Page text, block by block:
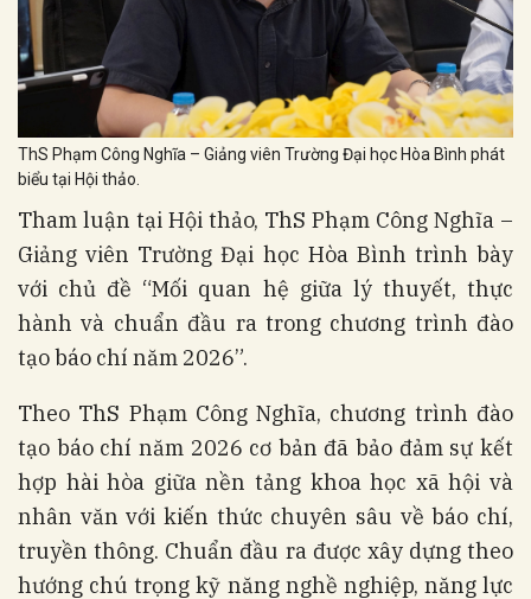
ThS Phạm Công Nghĩa – Giảng viên Trường Đại học Hòa Bình phát
biểu tại Hội thảo.
Tham luận tại Hội thảo, ThS Phạm Công Nghĩa –
Giảng viên Trường Đại học Hòa Bình trình bày
với chủ đề “Mối quan hệ giữa lý thuyết, thực
hành và chuẩn đầu ra trong chương trình đào
tạo báo chí năm 2026”.
Theo ThS Phạm Công Nghĩa, chương trình đào
tạo báo chí năm 2026 cơ bản đã bảo đảm sự kết
hợp hài hòa giữa nền tảng khoa học xã hội và
nhân văn với kiến thức chuyên sâu về báo chí,
truyền thông. Chuẩn đầu ra được xây dựng theo
hướng chú trọng kỹ năng nghề nghiệp, năng lực